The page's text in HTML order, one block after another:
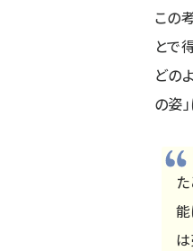
この
とで
どの
の姿